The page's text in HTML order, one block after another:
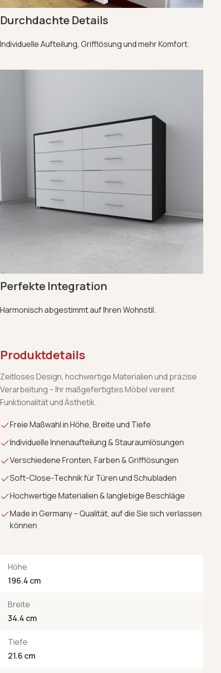
Durchdachte Details
Individuelle Aufteilung, Grifflösung und mehr Komfort.
Perfekte Integration
Harmonisch abgestimmt auf Ihren Wohnstil.
Produktdetails
Zeitloses Design, hochwertige Materialien und präzise
Verarbeitung – Ihr maßgefertigtes Möbel vereint
Funktionalität und Ästhetik.
Freie Maßwahl in Höhe, Breite und Tiefe
Individuelle Innenaufteilung & Stauraumlösungen
Verschiedene Fronten, Farben & Grifflösungen
Soft-Close-Technik für Türen und Schubladen
Hochwertige Materialien & langlebige Beschläge
Made in Germany – Qualität, auf die Sie sich verlassen
können
Höhe
196.4 cm
Breite
34.4 cm
Tiefe
21.6 cm